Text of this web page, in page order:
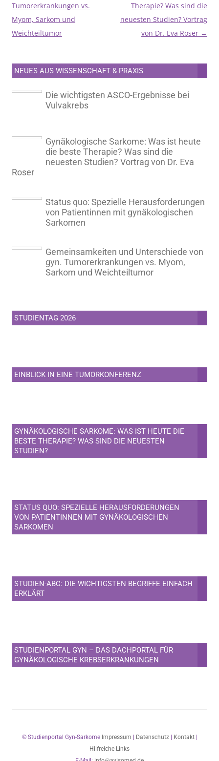
Tumorerkrankungen vs.
Myom, Sarkom und
Weichteiltumor
Therapie? Was sind die
neuesten Studien? Vortrag
von Dr. Eva Roser →
NEUES AUS WISSENSCHAFT & PRAXIS
Die wichtigsten ASCO-Ergebnisse bei
Vulvakrebs
Gynäkologische Sarkome: Was ist heute
die beste Therapie? Was sind die
neuesten Studien? Vortrag von Dr. Eva
Roser
Status quo: Spezielle Herausforderungen
von Patientinnen mit gynäkologischen
Sarkomen
Gemeinsamkeiten und Unterschiede von
gyn. Tumorerkrankungen vs. Myom,
Sarkom und Weichteiltumor
STUDIENTAG 2026
EINBLICK IN EINE TUMORKONFERENZ
GYNÄKOLOGISCHE SARKOME: WAS IST HEUTE DIE
BESTE THERAPIE? WAS SIND DIE NEUESTEN
STUDIEN?
STATUS QUO: SPEZIELLE HERAUSFORDERUNGEN
VON PATIENTINNEN MIT GYNÄKOLOGISCHEN
SARKOMEN
STUDIEN-ABC: DIE WICHTIGSTEN BEGRIFFE EINFACH
ERKLÄRT
STUDIENPORTAL GYN – DAS DACHPORTAL FÜR
GYNÄKOLOGISCHE KREBSERKRANKUNGEN
© Studienportal Gyn-Sarkome Impressum Datenschutz| Kontakt|
Hilfreiche Links